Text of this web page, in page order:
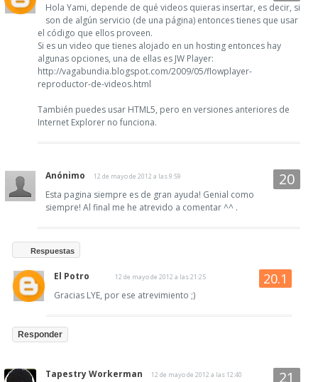
Hola Yami, depende de qué videos quieras insertar, es decir, si
son de algún servicio (de una página) entonces tienes que usar
el código que ellos proveen.
Si es un video que tienes alojado en un hosting entonces hay
algunas opciones, una de ellas es JW Player:
http://vagabundia.blogspot.com/2009/05/flowplayer-
reproductor-de-videos.html
También puedes usar HTML5, pero en versiones anteriores de
Internet Explorer no funciona.
Anónimo 12 de mayo de 2012 a las 9:59
Esta pagina siempre es de gran ayuda! Genial como
siempre! Al final me he atrevido a comentar ^^ .
Respuestas
El Potro 12 de mayo de 2012 a las 21:25
Gracias LYE, por ese atrevimiento ;)
Responder
Tapestry Workerman 12 de mayo de 2012 a las 12:40